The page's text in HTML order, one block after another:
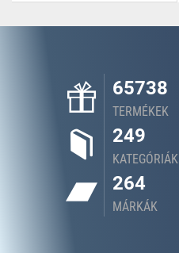
65738
TERMÉKEK
249
KATEGÓRIÁK
264
MÁRKÁK